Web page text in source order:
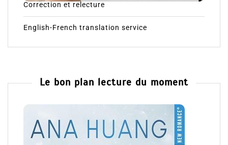
Correction et relecture
English-French translation service
Le bon plan lecture du moment